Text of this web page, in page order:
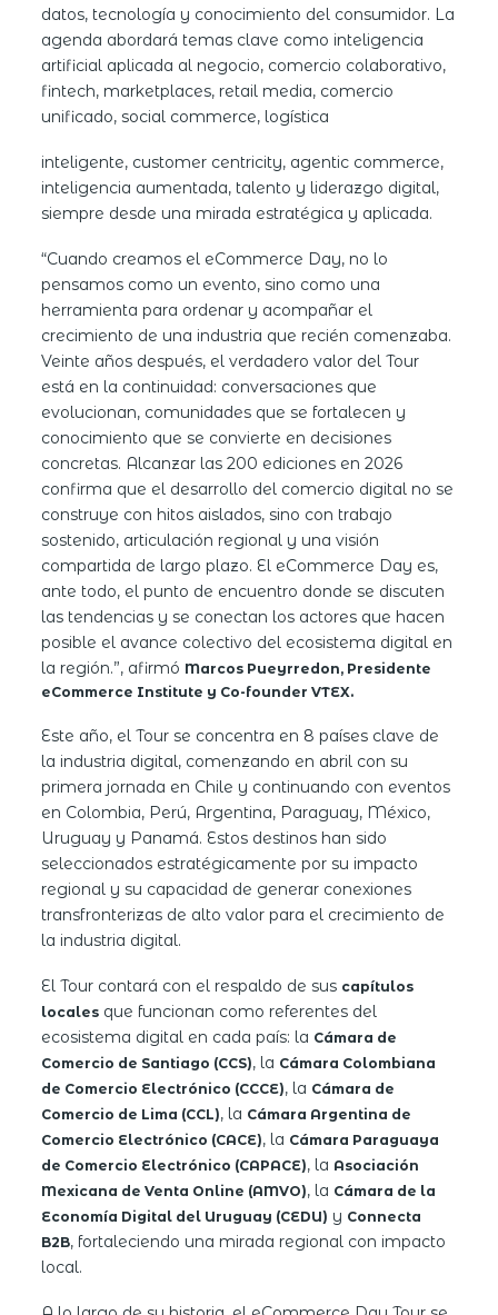
datos, tecnología y conocimiento del consumidor. La
agenda abordará temas clave como inteligencia
artificial aplicada al negocio, comercio colaborativo,
fintech, marketplaces, retail media, comercio
unificado, social commerce, logística
inteligente, customer centricity, agentic commerce,
inteligencia aumentada, talento y liderazgo digital,
siempre desde una mirada estratégica y aplicada.
“Cuando creamos el eCommerce Day, no lo
pensamos como un evento, sino como una
herramienta para ordenar y acompañar el
crecimiento de una industria que recién comenzaba.
Veinte años después, el verdadero valor del Tour
está en la continuidad: conversaciones que
evolucionan, comunidades que se fortalecen y
conocimiento que se convierte en decisiones
concretas. Alcanzar las 200 ediciones en 2026
confirma que el desarrollo del comercio digital no se
construye con hitos aislados, sino con trabajo
sostenido, articulación regional y una visión
compartida de largo plazo. El eCommerce Day es,
ante todo, el punto de encuentro donde se discuten
las tendencias y se conectan los actores que hacen
posible el avance colectivo del ecosistema digital en
la región.”, afirmó Marcos Pueyrredon, Presidente
eCommerce Institute y Co-founder VTEX.
Este año, el Tour se concentra en 8 países clave de
la industria digital, comenzando en abril con su
primera jornada en Chile y continuando con eventos
en Colombia, Perú, Argentina, Paraguay, México,
Uruguay y Panamá. Estos destinos han sido
seleccionados estratégicamente por su impacto
regional y su capacidad de generar conexiones
transfronterizas de alto valor para el crecimiento de
la industria digital.
El Tour contará con el respaldo de sus capítulos
locales que funcionan como referentes del
ecosistema digital en cada país: la Cámara de
Comercio de Santiago (CCS), la Cámara Colombiana
de Comercio Electrónico (CCCE), la Cámara de
Comercio de Lima (CCL), la Cámara Argentina de
Comercio Electrónico (CACE), la Cámara Paraguaya
de Comercio Electrónico (CAPACE), la Asociación
Mexicana de Venta Online (AMVO), la Cámara de la
Economía Digital del Uruguay (CEDU) y Connecta
B2B, fortaleciendo una mirada regional con impacto
local.